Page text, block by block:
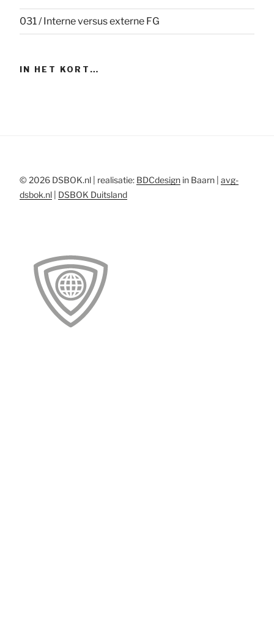
031 / Interne versus externe FG
IN HET KORT…
© 2026 DSBOK.nl | realisatie: BDCdesign in Baarn | avg-
dsbok.nl
DSBOK Duitsland